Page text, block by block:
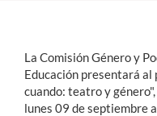
Funcionarios
Alumni
La Comisión Género y
Educación presentará
cuando: teatro y
lunes 09 de septiembre